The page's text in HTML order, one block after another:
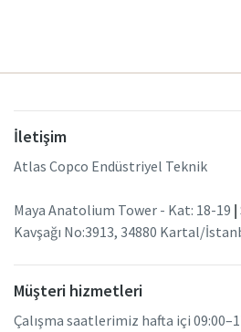
İletişim
Atlas Copco Endüstriyel Teknik
Maya Anatolium Tower - Kat: 18-19 |
Kavşağı No:3913, 34880 Kartal/
Müşteri hizmetleri
Çalışma saatlerimiz hafta içi